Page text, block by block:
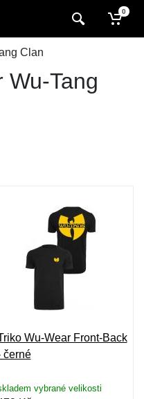
0
Clan
Wu-Tang
Wu-Wear Front-Back
černé
vybrané velikosti